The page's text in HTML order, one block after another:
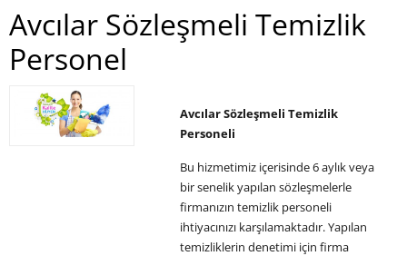
Avcılar Sözleşmeli Temizlik
Personel
Avcılar Sözleşmeli Temizlik
Personeli
Bu hizmetimiz içerisinde 6 aylık veya
bir senelik yapılan sözleşmelerle
firmanızın temizlik personeli
ihtiyacınızı karşılamaktadır. Yapılan
temizliklerin denetimi için firma